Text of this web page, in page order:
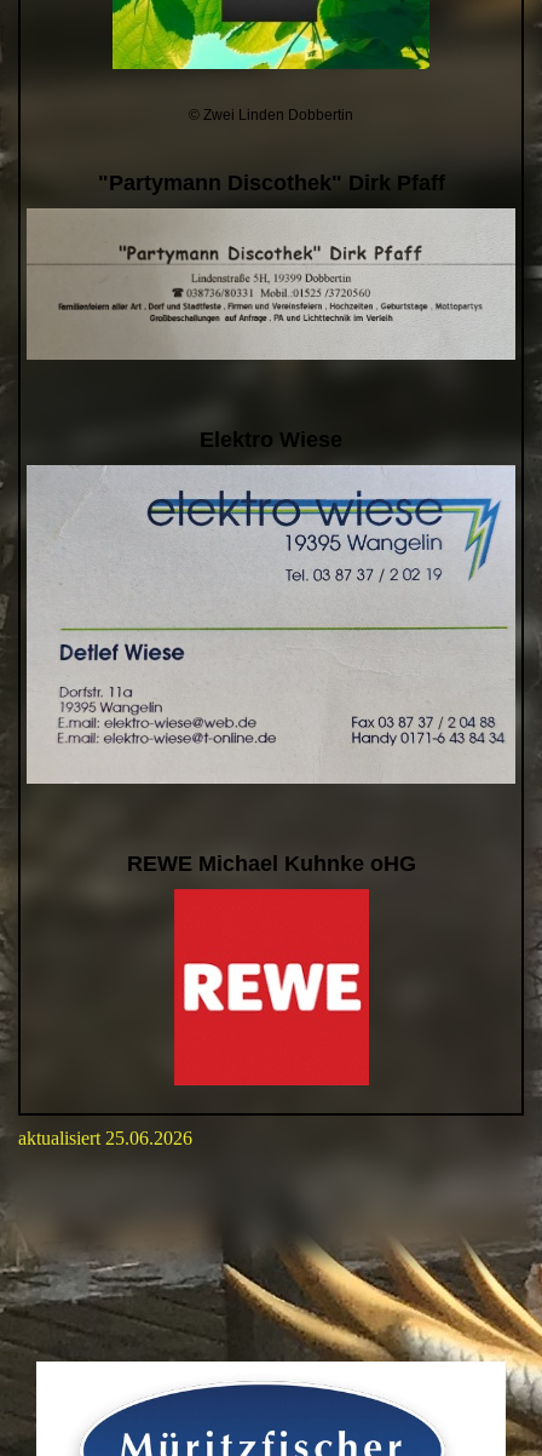
© Zwei Linden Dobbertin
"Partymann Discothek" Dirk Pfaff
Elektro Wiese
REWE Michael Kuhnke oHG
aktualisiert 25.06.2026